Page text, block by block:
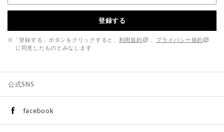
登録する
※「登録する」ボタンをクリックすると、 利用規約
プライバシー規約
に同意したものとみなします
公式SNS
facebook